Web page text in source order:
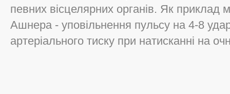
певних вісцелярних органів. Як
Ашнера - уповільнення пульсу на 4-8
артеріального тиску при натисканні на